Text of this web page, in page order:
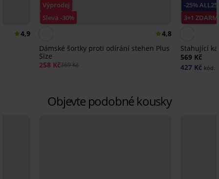
4,9
Výprodej
Sleva -30%
4,8
Dámské šortky proti odírání stehen Plus
Size
258 Kč369 Kč
-25% ALL25
3+1
Stahující
569 Kč
427 Kč kód:
Objevte podobné kousky